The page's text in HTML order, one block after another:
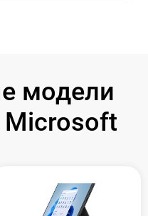
модели